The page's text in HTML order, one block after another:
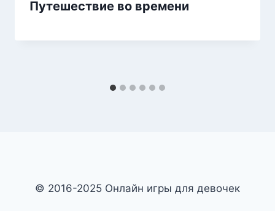
Путешествие во времени
© 2016-2025 Онлайн игры для девочек